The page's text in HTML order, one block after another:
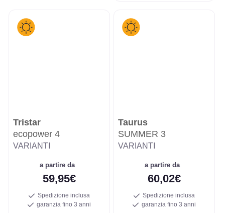
Tristar
ecopower 4
VARIANTI
a partire da
59,95€
Spedizione inclusa
garanzia fino 3 anni
Taurus
SUMMER 3
VARIANTI
a partire da
60,02€
Spedizione inclusa
garanzia fino 3 anni